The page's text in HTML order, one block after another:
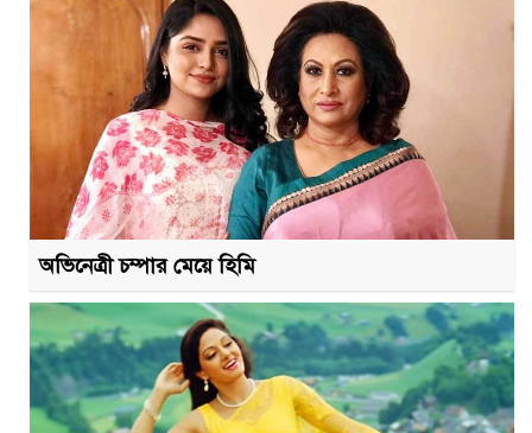
অভিনেত্রী চম্পার মেয়ে হিমি